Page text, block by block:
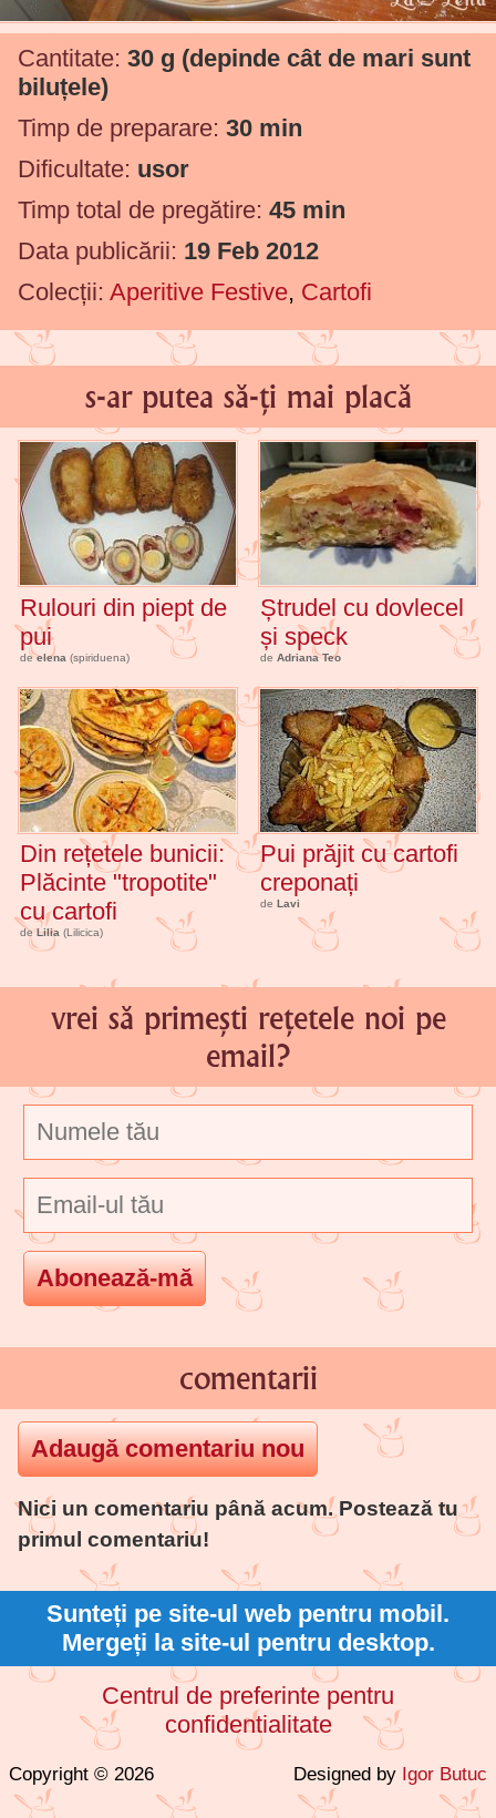
Cantitate: 30 g (depinde cât de mari sunt
biluțele)
Timp de preparare: 30 min
Dificultate: usor
Timp total de pregătire: 45 min
Data publicării: 19 Feb 2012
Colecții: Aperitive Festive, Cartofi
s-ar putea să-ți mai placă
Rulouri din piept de
pui
deelena (spiriduena)
Ștrudel cu dovlecel
și speck
de Adriana Teo
Din rețetele bunicii:
Plăcinte "tropotite"
cu cartofi
deLilia (Lilicica)
Pui prăjit cu cartofi
creponați
de Lavi
vrei să primești rețetele noi pe
email?
comentarii
Nici un comentariu până acum. Postează tu
primul comentariu!
Sunteți pe site-ul web pentru mobil.
Mergeți la site-ul pentru desktop.
Centrul de preferinte pentru
confidentialitate
Copyright © 2026 Designed by Igor Butuc